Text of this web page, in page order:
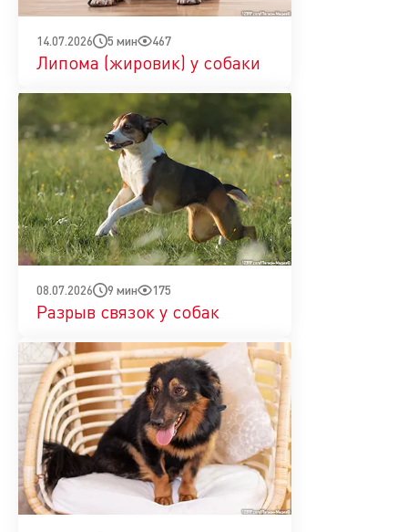
14.07.2026 5 мин 467
Липома (жировик) у собаки
08.07.2026 9 мин 175
Разрыв связок у собак